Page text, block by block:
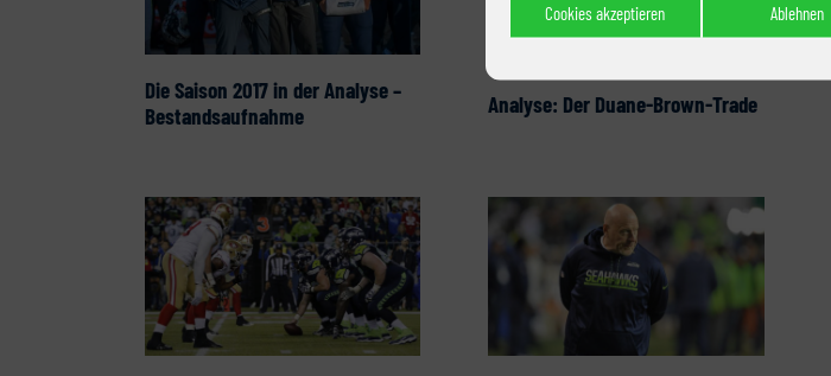
Cookies akzeptieren Ablehnen
Die Saison 2017 in der Analyse –
Bestandsaufnahme
Analyse: Der Duane-Brown-Trade